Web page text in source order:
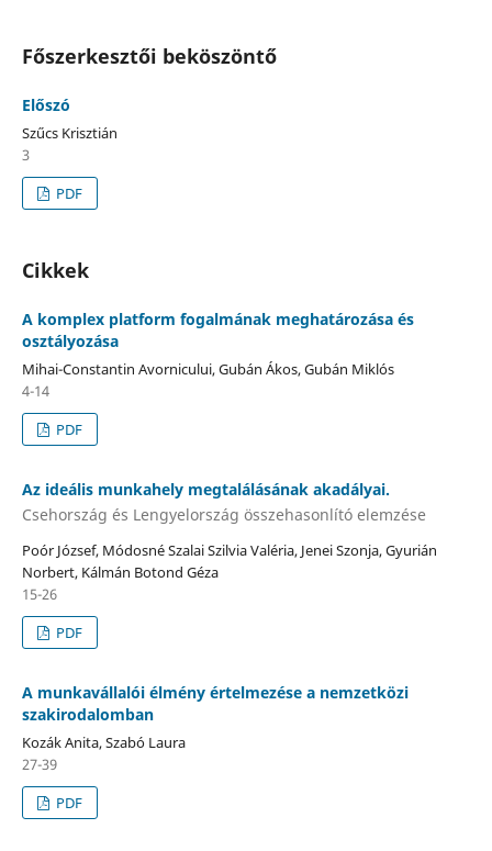
Főszerkesztői beköszöntő
Előszó
Szűcs Krisztián
3
PDF
Cikkek
A komplex platform fogalmának meghatározása és
osztályozása
Mihai-Constantin Avornicului, Gubán Ákos, Gubán Miklós
4-14
PDF
Az ideális munkahely megtalálásának akadályai.
Csehország és Lengyelország összehasonlító elemzése
Poór József, Módosné Szalai Szilvia Valéria, Jenei Szonja, Gyurián
Norbert, Kálmán Botond Géza
15-26
PDF
A munkavállalói élmény értelmezése a nemzetközi
szakirodalomban
Kozák Anita, Szabó Laura
27-39
PDF